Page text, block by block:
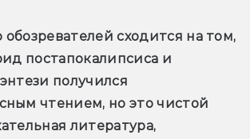
сходится на том,
постапокалипсиса и
получился
чтением, но это чистой
литература,